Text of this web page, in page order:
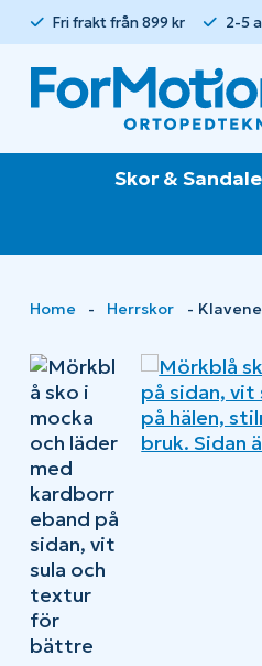
Fri frakt från 899 kr 2-5
Skor &
Home - Herrskor -